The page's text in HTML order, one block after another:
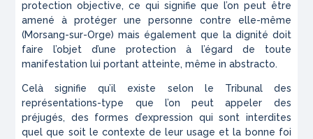
protection objective, ce qui signifie que l’on peut être
amené à protéger une personne contre elle-même
(Morsang-sur-Orge) mais également que la dignité doit
faire l’objet d’une protection à l’égard de toute
manifestation lui portant atteinte, même in abstracto.
Celà signifie qu’il existe selon le Tribunal des
représentations-type que l’on peut appeler des
préjugés, des formes d’expression qui sont interdites
quel que soit le contexte de leur usage et la bonne foi